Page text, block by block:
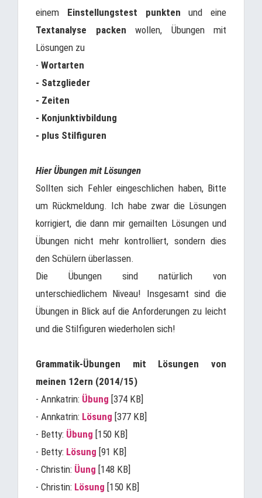
einem Einstellungstest punkten und eine
Textanalyse packen wollen, Übungen mit
Lösungen zu
- Wortarten
- Satzglieder
- Zeiten
- Konjunktivbildung
- plus Stilfiguren
Hier Übungen mit Lösungen
Sollten sich Fehler eingeschlichen haben, Bitte
um Rückmeldung. Ich habe zwar die Lösungen
korrigiert, die dann mir gemailten Lösungen und
Übungen nicht mehr kontrolliert, sondern dies
den Schülern überlassen.
Die Übungen sind natürlich von
unterschiedlichem Niveau! Insgesamt sind die
Übungen in Blick auf die Anforderungen zu leicht
und die Stilfiguren wiederholen sich!
Grammatik-Übungen mit Lösungen von
meinen 12ern (2014/15)
- Annkatrin: Übung [374 KB]
- Annkatrin: Lösung [377 KB]
- Betty: Übung [150 KB]
- Betty: Lösung [91 KB]
- Christin: Üung [148 KB]
- Christin: Lösung [150 KB]